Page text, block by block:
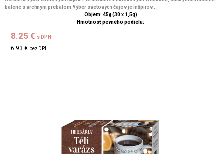
balené s vrchným prebalom.Výber svetových čajov je inšpirov...
Objem: 45g (30 x 1,5g)
Hmotnosť pevného podielu:
8.25 € s DPH
6.93 € bez DPH